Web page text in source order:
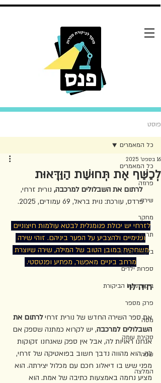
פוסט
כל המאמרים
פרוזה
שירה
מחקר
תרגום
ביקורת צעירה
ספרות ילדים
ביקורת על הביקורת
פרק מספר
מסה
סקירת עומק
שפה
המלצה
כל המאמרים
לְכַשֵּׁף אֶת תְּחוּשַׁת הַוַּדָּאוּת
16 בספט׳ 2025
לרתום את השבלולים למרכבה, נורית זרחי,
פרדס, עורכת: נוית בראל, 69 עמודים, 2025.
לזרחי יש יכולת פנומנלית לבטא עולמות חיצוניים
ופנימיים ולהצביע על הפער ביניהם. זוהי שירה
משחקית במובן הטוב של המילה, שירה שיוצרת
מרחב ביניים מאפשר, מפתיע ופנטסטי.
חיה לוי
את ספר השירה החדש של נורית זרחי לרתום את
השבלולים למרכבה, יש לקרוא כמתנה שספק אם
אנחנו ראויות לה, אבל אין ספק שאנחנו זקוקות
לה. הוא מהווה נדבך חשוב בפואטיקה של זרחי,
מפני שיש בו דיאלוג חכם עם מכלול יצירתה. הוא
מציע נחמה באמצעות כתיבה של אמת. הוא